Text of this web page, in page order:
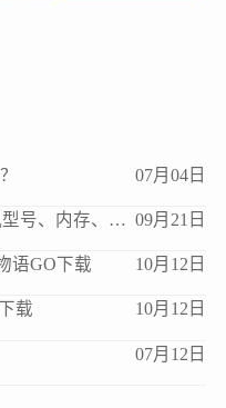
07月04日
三角洲行动 如何查看自己的手机型号、内存、处理器、版本等信息？ 09月21日
语GO下载 10月12日
载 10月12日
07月12日